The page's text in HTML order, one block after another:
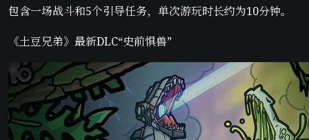
包含一场战斗和5个引导任务，单次游玩时长约为10分钟。
《土豆兄弟》最新DLC“史前惧兽”